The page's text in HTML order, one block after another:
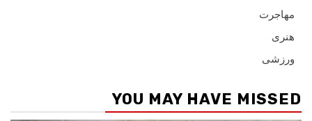
مهاجرت
هنری
ورزشی
YOU MAY HAVE MISSED